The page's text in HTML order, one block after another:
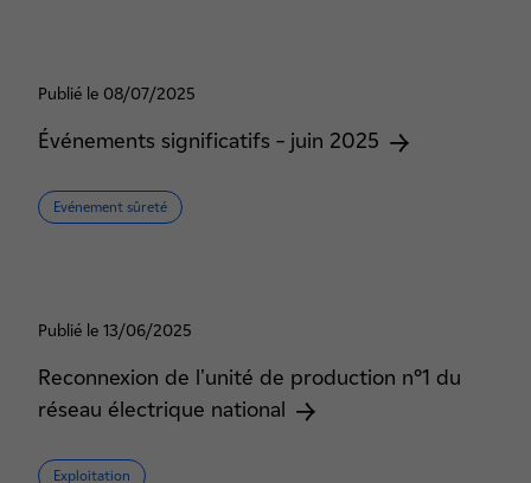
Publié le 08/07/2025
Événements significatifs – juin 2025
Evénement sûreté
Publié le 13/06/2025
Reconnexion de l'unité de production n°1 du
réseau électrique national
Exploitation